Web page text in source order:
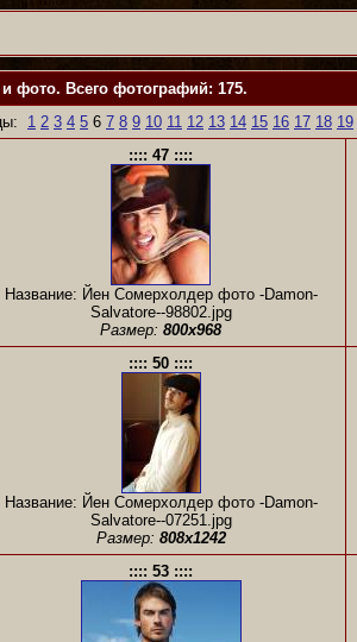
фото. Всего фотографий: 175.
1 2 3 4 5 6 7 8 9 10 11 12 13 14 15 16 17 18 19
:::: 47 ::::
Название: Йен Сомерхолдер фото -Damon-
Salvatore--98802.jpg
Размер: 800x968
:::: 50 ::::
Название: Йен Сомерхолдер фото -Damon-
Salvatore--07251.jpg
Размер: 808x1242
:::: 53 ::::